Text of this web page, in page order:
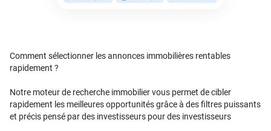
Comment sélectionner les annonces immobilières rentables
rapidement ?
Notre moteur de recherche immobilier vous permet de cibler
rapidement les meilleures opportunités grâce à des filtres puissants
et précis pensé par des investisseurs pour des investisseurs